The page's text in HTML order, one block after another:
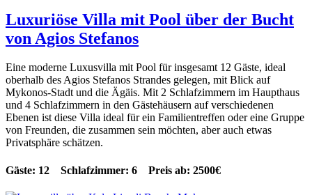
Luxuriöse Villa mit Pool über der Bucht
von Agios Stefanos
Eine moderne Luxusvilla mit Pool für insgesamt 12 Gäste, ideal
oberhalb des Agios Stefanos Strandes gelegen, mit Blick auf
Mykonos-Stadt und die Ägäis. Mit 2 Schlafzimmern im Haupthaus
und 4 Schlafzimmern in den Gästehäusern auf verschiedenen
Ebenen ist diese Villa ideal für ein Familientreffen oder eine Gruppe
von Freunden, die zusammen sein möchten, aber auch etwas
Privatsphäre schätzen.
Gäste: 12 Schlafzimmer: 6 Preis ab: 2500€